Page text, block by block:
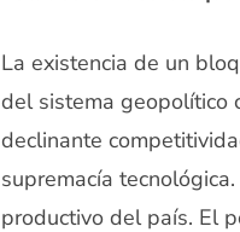
La existencia de un
del sistema geopolítico
declinante
supremacía
productivo del país. El